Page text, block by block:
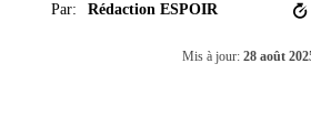
Par: Rédaction ESPOIR
Mis à jour: 28 août